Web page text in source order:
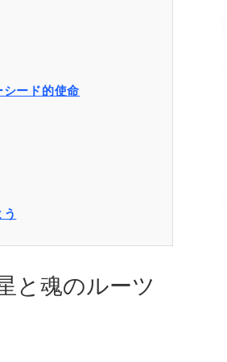
ード的使命
と魂のルーツ